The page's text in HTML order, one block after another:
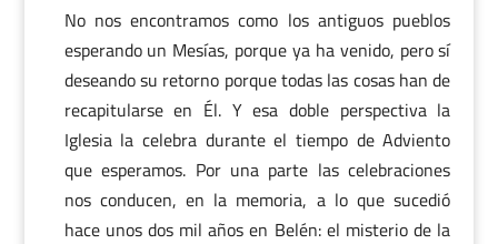
No nos encontramos como los antiguos pueblos
esperando un Mesías, porque ya ha venido, pero sí
deseando su retorno porque todas las cosas han de
recapitularse en Él. Y esa doble perspectiva la
Iglesia la celebra durante el tiempo de Adviento
que esperamos. Por una parte las celebraciones
nos conducen, en la memoria, a lo que sucedió
hace unos dos mil años en Belén: el misterio de la